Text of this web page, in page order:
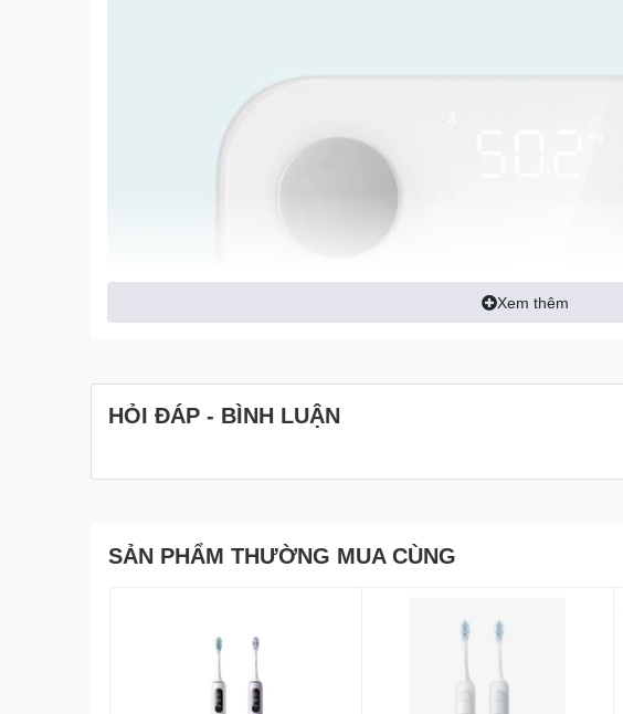
Xem thêm
HỎI ĐÁP - BÌNH LUẬN
SẢN PHẨM THƯỜNG MUA CÙNG